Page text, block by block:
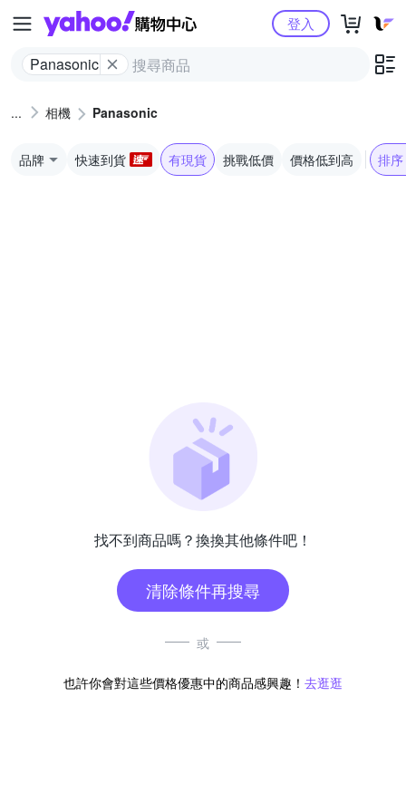
Yahoo購物中心
Panasonic
登入
相機 Panasonic
品牌 快速到貨 有現貨 挑戰低價 價格低到高 排序
找不到商品嗎？換換其他條件吧！
清除條件再搜尋
或
也許你會對這些價格優惠中的商品感興趣！ 去逛逛